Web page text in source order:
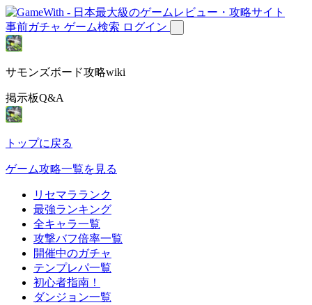
事前ガチャ ゲーム検索 ログイン
サモンズボード攻略wiki
掲示板Q&A
トップに戻る
ゲーム攻略一覧を見る
リセマラランク
最強ランキング
全キャラ一覧
攻撃バフ倍率一覧
開催中のガチャ
テンプレパ一覧
初心者指南！
ダンジョン一覧